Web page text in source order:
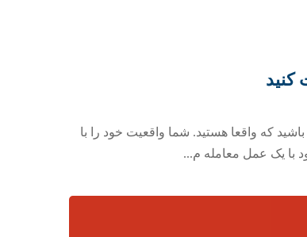
کنید
که واقعا هستید. شما واقعیت خود را با
با یک عمل معامله م...